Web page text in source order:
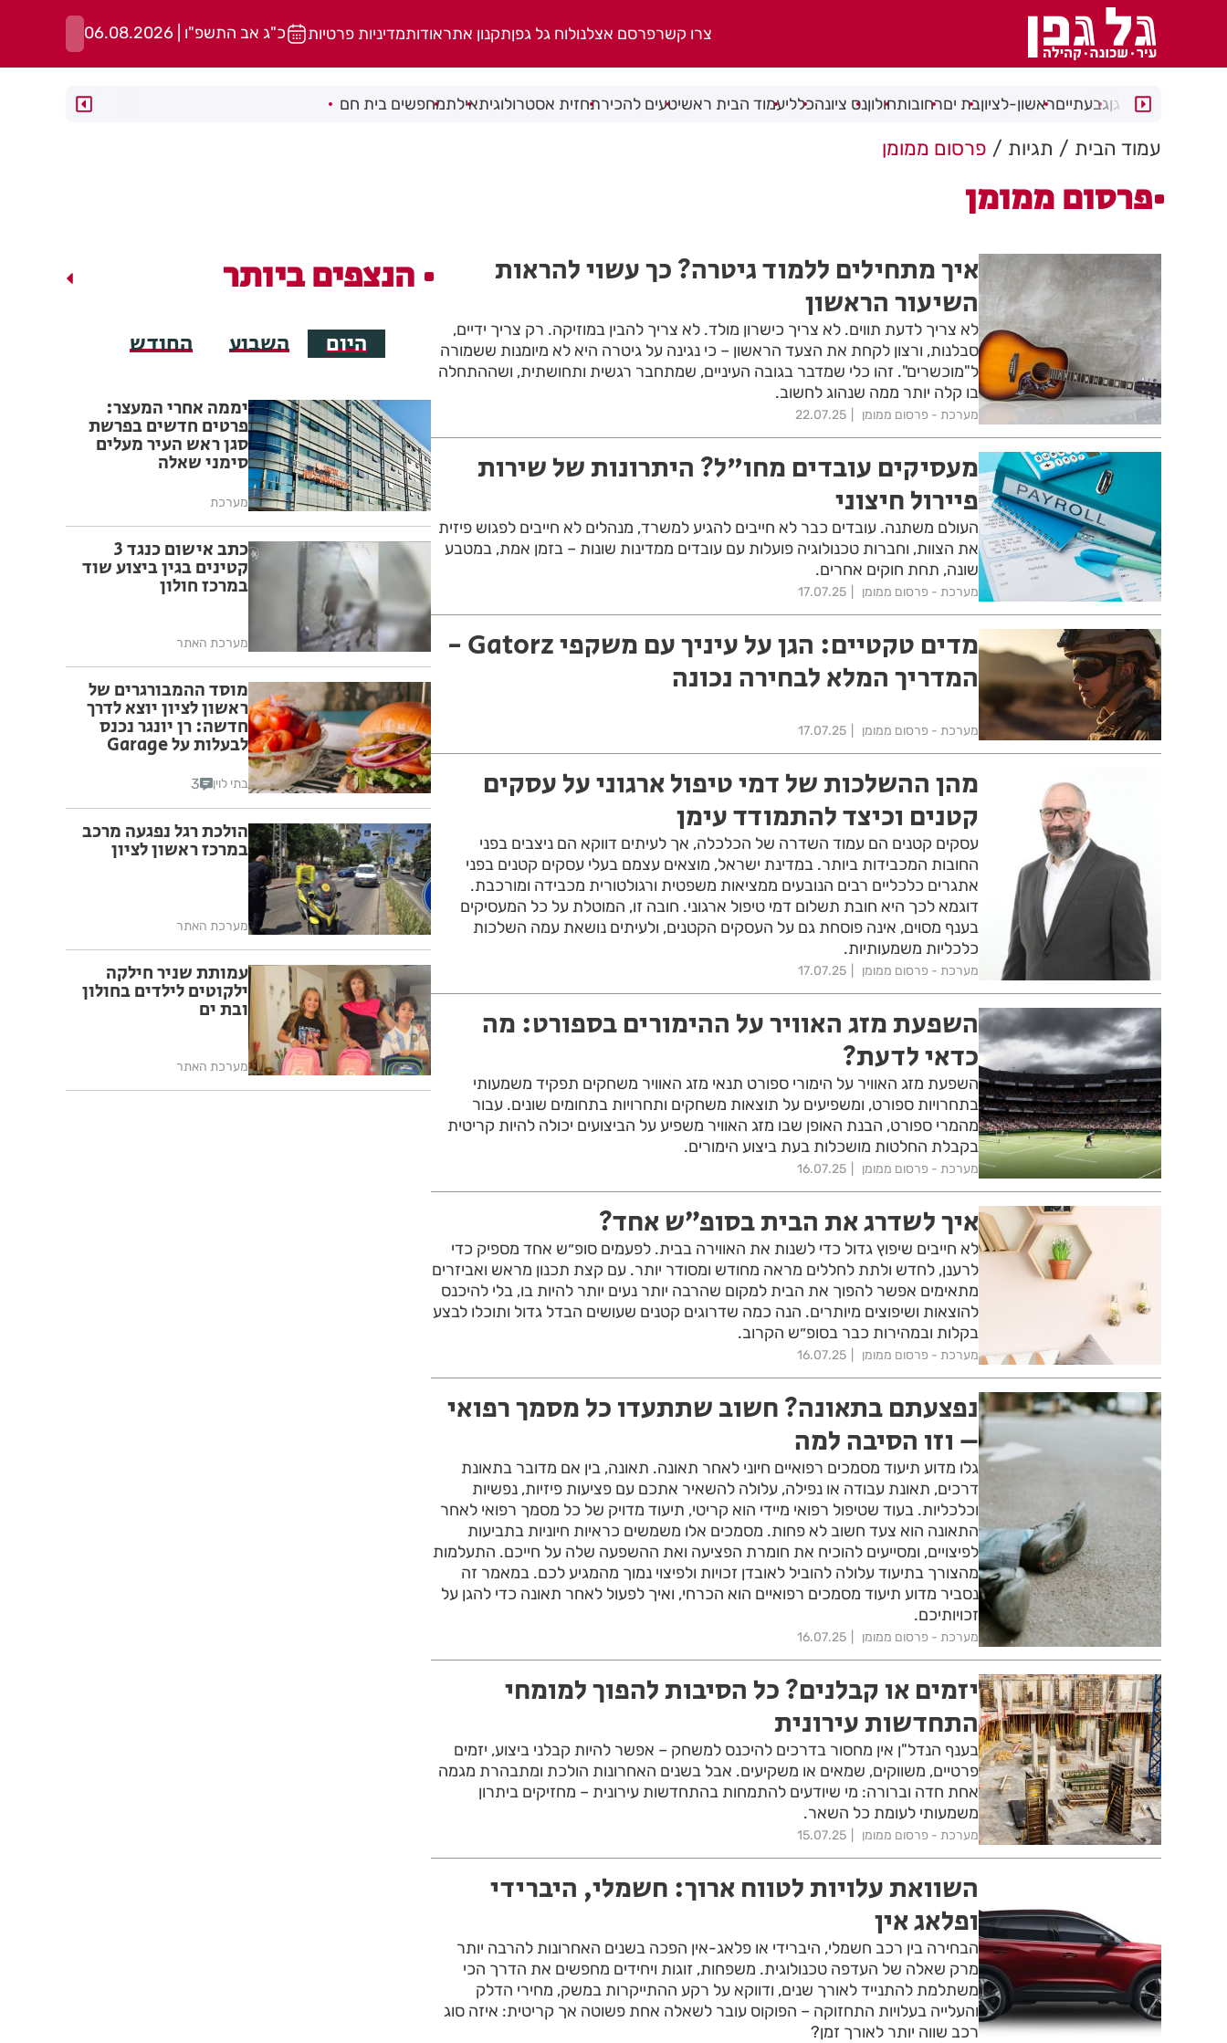
צרו קשרפרסם אצלנולוח גל גפןתקנון אתראודותמדיניות פרטיות כ"ג אב התשפ"ו | 06.08.2026
רמת גןגבעתייםראשון-לציוןבת יםרחובותחולוןנס ציונהכלליעמוד הבית ראשיטעים להכירתחזית אסטרולוגיתאילתמחפשים בית חם
עמוד הבית תגיות פרסום ממומן
פרסום ממומן
איך מתחילים ללמוד גיטרה? כך עשוי להראות
השיעור הראשון
לא צריך לדעת תווים. לא צריך כישרון מולד. לא צריך להבין במוזיקה. רק צריך ידיים,
סבלנות, ורצון לקחת את הצעד הראשון – כי נגינה על גיטרה היא לא מיומנות ששמורה
ל"מוכשרים". זהו כלי שמדבר בגובה העיניים, שמתחבר רגשית ותחושתית, ושההתחלה
בו קלה יותר ממה שנהוג לחשוב.
מערכת - פרסום ממומן 22.07.25
מעסיקים עובדים מחו"ל? היתרונות של שירות
פיירול חיצוני
העולם משתנה. עובדים כבר לא חייבים להגיע למשרד, מנהלים לא חייבים לפגוש פיזית
את הצוות, וחברות טכנולוגיה פועלות עם עובדים ממדינות שונות – בזמן אמת, במטבע
שונה, תחת חוקים אחרים.
מערכת - פרסום ממומן 17.07.25
מדים טקטיים: הגן על עיניך עם משקפי Gatorz -
המדריך המלא לבחירה נכונה
מערכת - פרסום ממומן 17.07.25
מהן ההשלכות של דמי טיפול ארגוני על עסקים
קטנים וכיצד להתמודד עימן
עסקים קטנים הם עמוד השדרה של הכלכלה, אך לעיתים דווקא הם ניצבים בפני
החובות המכבידות ביותר. במדינת ישראל, מוצאים עצמם בעלי עסקים קטנים בפני
אתגרים כלכליים רבים הנובעים ממציאות משפטית ורגולטורית מכבידה ומורכבת.
דוגמא לכך היא חובת תשלום דמי טיפול ארגוני. חובה זו, המוטלת על כל המעסיקים
בענף מסוים, אינה פוסחת גם על העסקים הקטנים, ולעיתים נושאת עמה השלכות
כלכליות משמעותיות.
מערכת - פרסום ממומן 17.07.25
השפעת מזג האוויר על ההימורים בספורט: מה
כדאי לדעת?
השפעת מזג האוויר על הימורי ספורט תנאי מזג האוויר משחקים תפקיד משמעותי
בתחרויות ספורט, ומשפיעים על תוצאות משחקים ותחרויות בתחומים שונים. עבור
מהמרי ספורט, הבנת האופן שבו מזג האוויר משפיע על הביצועים יכולה להיות קריטית
בקבלת החלטות מושכלות בעת ביצוע הימורים.
מערכת - פרסום ממומן 16.07.25
איך לשדרג את הבית בסופ״ש אחד?
לא חייבים שיפוץ גדול כדי לשנות את האווירה בבית. לפעמים סופ״ש אחד מספיק כדי
לרענן, לחדש ולתת לחללים מראה מחודש ומסודר יותר. עם קצת תכנון מראש ואביזרים
מתאימים אפשר להפוך את הבית למקום שהרבה יותר נעים יותר להיות בו, בלי להיכנס
להוצאות ושיפוצים מיותרים. הנה כמה שדרוגים קטנים שעושים הבדל גדול ותוכלו לבצע
בקלות ובמהירות כבר בסופ״ש הקרוב.
מערכת - פרסום ממומן 16.07.25
נפצעתם בתאונה? חשוב שתתעדו כל מסמך רפואי
– וזו הסיבה למה
גלו מדוע תיעוד מסמכים רפואיים חיוני לאחר תאונה. תאונה, בין אם מדובר בתאונת
דרכים, תאונת עבודה או נפילה, עלולה להשאיר אתכם עם פציעות פיזיות, נפשיות
וכלכליות. בעוד שטיפול רפואי מיידי הוא קריטי, תיעוד מדויק של כל מסמך רפואי לאחר
התאונה הוא צעד חשוב לא פחות. מסמכים אלו משמשים כראיות חיוניות בתביעות
לפיצויים, ומסייעים להוכיח את חומרת הפציעה ואת ההשפעה שלה על חייכם. התעלמות
מהצורך בתיעוד עלולה להוביל לאובדן זכויות ולפיצוי נמוך מהמגיע לכם. במאמר זה
נסביר מדוע תיעוד מסמכים רפואיים הוא הכרחי, ואיך לפעול לאחר תאונה כדי להגן על
זכויותיכם.
מערכת - פרסום ממומן 16.07.25
יזמים או קבלנים? כל הסיבות להפוך למומחי
התחדשות עירונית
בענף הנדל"ן אין מחסור בדרכים להיכנס למשחק – אפשר להיות קבלני ביצוע, יזמים
פרטיים, משווקים, שמאים או משקיעים. אבל בשנים האחרונות הולכת ומתבהרת מגמה
אחת חדה וברורה: מי שיודעים להתמחות בהתחדשות עירונית – מחזיקים ביתרון
משמעותי לעומת כל השאר.
מערכת - פרסום ממומן 15.07.25
השוואת עלויות לטווח ארוך: חשמלי, היברידי
ופלאג אין
הבחירה בין רכב חשמלי, היברידי או פלאג-אין הפכה בשנים האחרונות להרבה יותר
מרק שאלה של העדפה טכנולוגית. משפחות, זוגות ויחידים מחפשים את הדרך הכי
משתלמת להתנייד לאורך שנים, ודווקא על רקע ההתייקרות במשק, מחירי הדלק
והעלייה בעלויות התחזוקה – הפוקוס עובר לשאלה אחת פשוטה אך קריטית: איזה סוג
רכב שווה יותר לאורך זמן?
הנצפים ביותר
היום השבוע החודש
יממה אחרי המעצר:
פרטים חדשים בפרשת
סגן ראש העיר מעלים
סימני שאלה
מערכת
כתב אישום כנגד 3
קטינים בגין ביצוע שוד
במרכז חולון
מערכת האתר
מוסד ההמבורגרים של
ראשון לציון יוצא לדרך
חדשה: רן יונגר נכנס
לבעלות על Garage
בתי לוין 3
הולכת רגל נפגעה מרכב
במרכז ראשון לציון
מערכת האתר
עמותת שניר חילקה
ילקוטים לילדים בחולון
ובת ים
מערכת האתר